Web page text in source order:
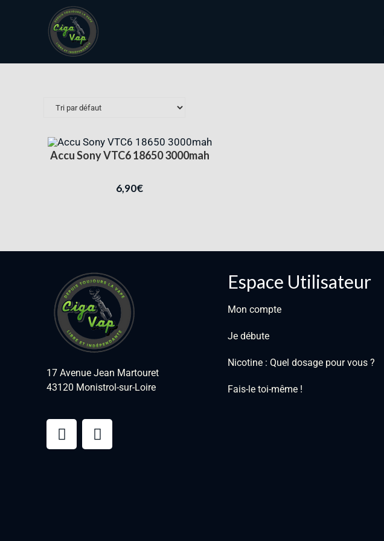
Accu Sony VTC6 18650 3000mah
6,90€
17 Avenue Jean Martouret
43120 Monistrol-sur-Loire
Espace Utilisateur
Mon compte
Je débute
Nicotine : Quel dosage pour vous ?
Fais-le toi-même !